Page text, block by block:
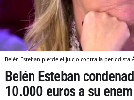
Belén Esteban pierde el juicio contra la periodista
Belén Esteban
10.000 euros a su